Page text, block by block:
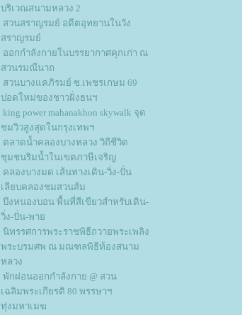
บริเวณสนามหลวง 2
สวนสราญรมย์ อดีตอุทยานในวัง
สราญรมย์
ออกกำลังกายในบรรยากาศคุกเก่า ณ
สวนรมณีนาถ
สวนบางแคภิรมย์ ซ.เพชรเกษม 69
ปอดใหม่ของชาวฝั่งธนฯ
king power mahanakhon skywalk จุด
ชมวิวสูงสุดในกรุงเทพฯ
ตลาดน้ำคลองบางหลวง วิถีชีวิต
ชุมชนริมน้ำในเขตภาษีเจริญ
คลองบางมด เส้นทางเดิน-วิ่ง-ปั่น
เลียบคลองชมสวนส้ม
บึงหนองบอน พื้นที่สีเขียวสำหรับเดิน-
วิ่ง-ปั่น-พา
นิทรรศการพระราชพิธีถวายพระเพลิง
พระบรมศพ ณ มณฑลพิธีท้องสนาม
หลวง
พักผ่อนออกกำลังกาย @ สวน
เฉลิมพระเกียรติ 80 พรรษาฯ
ทุ่งมหาเมฆ